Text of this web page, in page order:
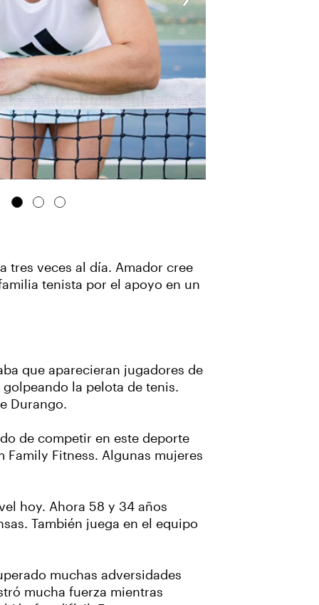
tres veces al día. Amador cree
tenista por el apoyo en un
que aparecieran jugadores de
la pelota de tenis.
Durango.
de competir en este deporte
Family Fitness. Algunas mujeres
hoy. Ahora 58 y 34 años
También juega en el equipo
muchas adversidades
mucha fuerza mientras